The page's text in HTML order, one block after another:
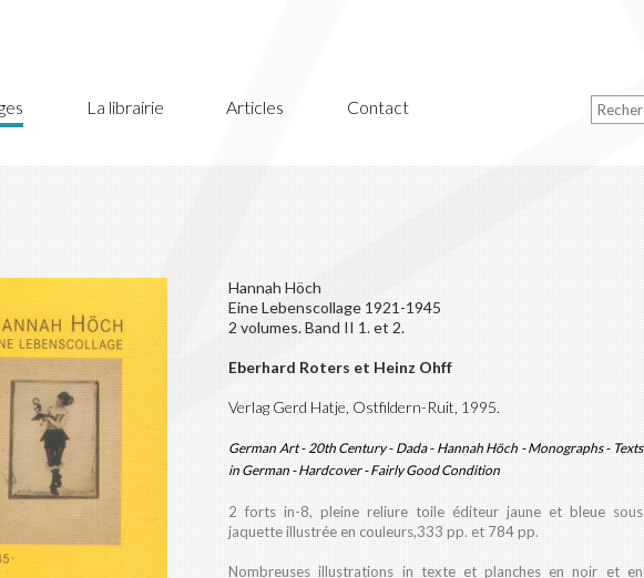
La librairie Articles Contact
Hannah Höch
Eine Lebenscollage 1921-1945
2 volumes. Band II 1. et 2.
Eberhard Roters et Heinz Ohff
Verlag Gerd Hatje, Ostfildern-Ruit, 1995.
German Art - 20th Century - Dada - Hannah Höch - Monographs - Texts
in German - Hardcover - Fairly Good Condition
2 forts in-8, pleine reliure toile éditeur jaune et bleue sous
jaquette illustrée en couleurs,333 pp. et 784 pp.
Nombreuses illustrations in texte et planches en noir et en